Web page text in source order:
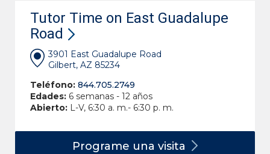
Tutor Time on East Guadalupe
Road
3901 East Guadalupe Road
Gilbert, AZ 85234
Teléfono: 844.705.2749
Edades: 6 semanas - 12 años
Abierto: L-V, 6:30 a. m.- 6:30 p. m.
Programe una visita